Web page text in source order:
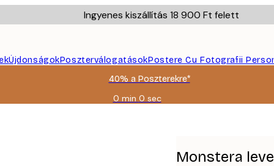
Ingyenes kiszállítás 18 900 Ft felett
ÚjdonságokPoszterválogatásokPostere Cu Fotografii
40% a Poszterekre*
0 min 0 sec
Érvényes:
Monstera